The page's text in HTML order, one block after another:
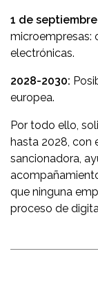
1 de
microempresas:
electrónicas.
2028-2030:
europea.
Por todo ello,
hasta 2028, con
sancionadora,
que ninguna
proceso de